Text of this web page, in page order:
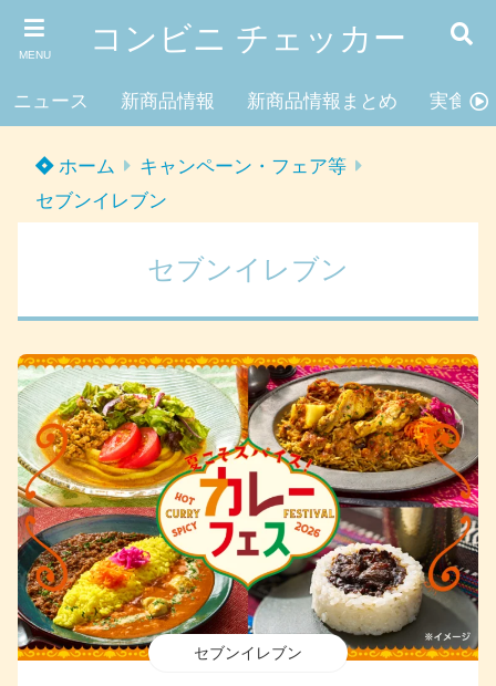
MENU コンビニ チェッカー
ニュース 新商品情報 新商品情報まとめ 実食レ
ホーム
キャンペーン・フェア等
セブンイレブン
セブンイレブン
セブンイレブン